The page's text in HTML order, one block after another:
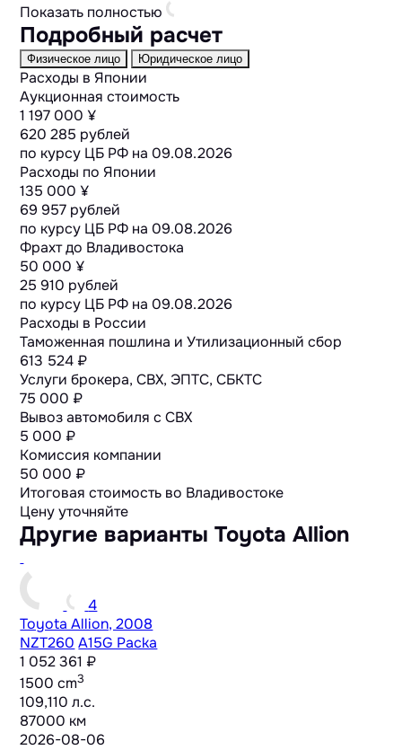
Показать полностью
Подробный расчет
Физическое лицо Юридическое лицо
Расходы в Японии
Аукционная стоимость
1 197 000 ¥
620 285 рублей
по курсу ЦБ РФ на 09.08.2026
Расходы по Японии
135 000 ¥
69 957 рублей
по курсу ЦБ РФ на 09.08.2026
Фрахт до Владивостока
50 000 ¥
25 910 рублей
по курсу ЦБ РФ на 09.08.2026
Расходы в России
Таможенная пошлина и Утилизационный сбор
613 524 ₽
Услуги брокера, СВХ, ЭПТС, СБКТС
75 000 ₽
Вывоз автомобиля с СВХ
5 000 ₽
Комиссия компании
50 000 ₽
Итоговая стоимость во Владивостоке
Цену уточняйте
Другие варианты Toyota Allion
4
Toyota Allion, 2008
NZT260 A15G Packa
1 052 361 ₽
1500 cm3
109,110 л.с.
87000 км
2026-08-06